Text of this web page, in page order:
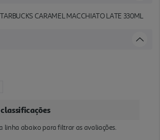
CARAMEL MACCHIATO LATE 330ML